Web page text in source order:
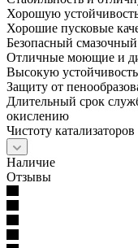
Хорошую
Хорошие пусковые
Безопасный
Отличные моющие и
Высокую
Защиту от
Длительный срок
окислению
Чистоту катализаторов
Наличие
Отзывы